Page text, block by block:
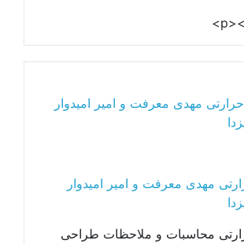
مهدی معرفت و امیر امیدوار
محاسبات و ملاحظات طراحی